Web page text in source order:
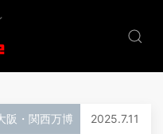
阪・関西万博 2025.7.11